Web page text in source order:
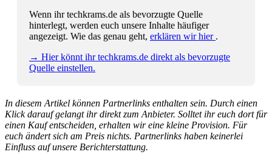
Wenn ihr techkrams.de als bevorzugte Quelle
hinterlegt, werden euch unsere Inhalte häufiger
angezeigt. Wie das genau geht, erklären wir hier .
→ Hier könnt ihr techkrams.de direkt als bevorzugte
Quelle einstellen.
In diesem Artikel können Partnerlinks enthalten sein. Durch einen
Klick darauf gelangt ihr direkt zum Anbieter. Solltet ihr euch dort für
einen Kauf entscheiden, erhalten wir eine kleine Provision. Für
euch ändert sich am Preis nichts. Partnerlinks haben keinerlei
Einfluss auf unsere Berichterstattung.